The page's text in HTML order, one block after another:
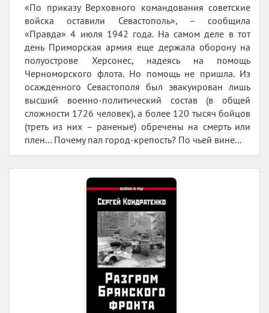
«По приказу Верховного командования советские
войска оставили Севастополь», – сообщила
«Правда» 4 июля 1942 года. На самом деле в тот
день Приморская армия еще держала оборону на
полуострове Херсонес, надеясь на помощь
Черноморского флота. Но помощь не пришла. Из
осажденного Севастополя был эвакуирован лишь
высший военно-политический состав (в общей
сложности 1726 человек), а более 120 тысяч бойцов
(треть из них – раненые) обречены на смерть или
плен… Почему пал город-крепость? По чьей вине...